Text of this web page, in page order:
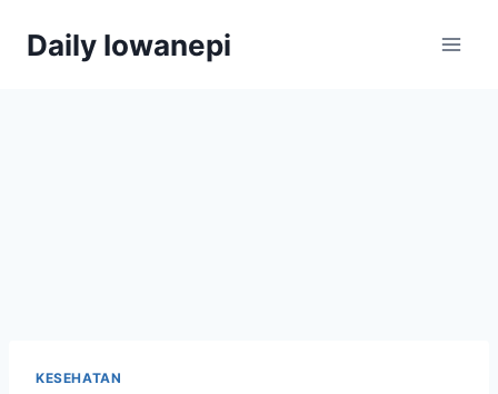
Daily Iowanepi
KESEHATAN